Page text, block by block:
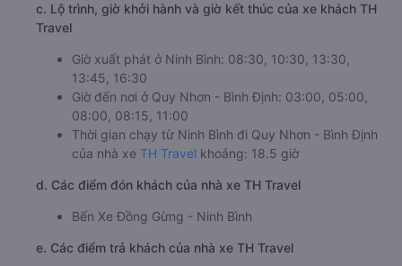
c. Lộ trình, giờ khởi hành và giờ kết thúc của xe khách TH
Travel
Giờ xuất phát ở Ninh Bình: 08:30, 10:30, 13:30,
13:45, 16:30
Giờ đến nơi ở Quy Nhơn - Bình Định: 03:00, 05:00,
08:00, 08:15, 11:00
Thời gian chạy từ Ninh Bình đi Quy Nhơn - Bình Định
của nhà xe TH Travel khoảng: 18.5 giờ
d. Các điểm đón khách của nhà xe TH Travel
Bến Xe Đồng Gừng - Ninh Bình
e. Các điểm trả khách của nhà xe TH Travel